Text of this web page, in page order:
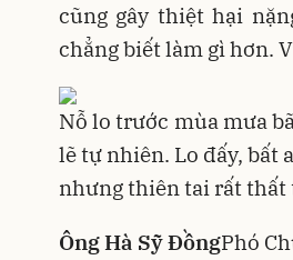
cũng gây thiệt hại
chẳng biết làm gì hơn.
Nỗ lo trước mùa mưa
lẽ tự nhiên. Lo đấy, bất
nhưng thiên tai rất thất
Ông Hà Sỹ ĐồngPhó